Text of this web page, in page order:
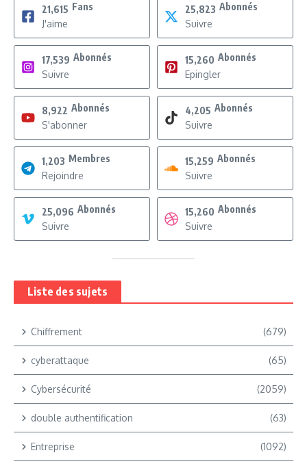
21,615 Fans
J'aime
25,823 Abonnés
Suivre
17,539 Abonnés
Suivre
15,260 Abonnés
Epingler
8,922 Abonnés
S'abonner
4,205 Abonnés
Suivre
1,203 Membres
Rejoindre
15,259 Abonnés
Suivre
25,096 Abonnés
Suivre
15,260 Abonnés
Suivre
Liste des sujets
Chiffrement (679)
cyberattaque (65)
Cybersécurité (2059)
double authentification (63)
Entreprise (1092)